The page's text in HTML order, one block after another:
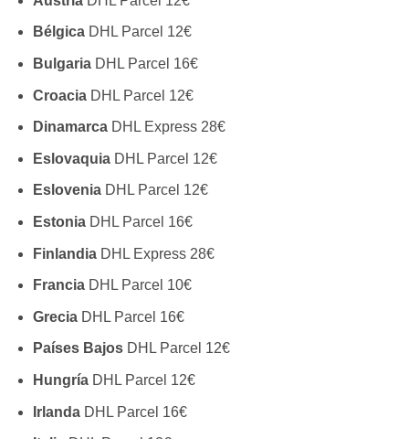
BélgicaDHL Parcel 12€
BulgariaDHL Parcel 16€
CroaciaDHL Parcel 12€
DinamarcaDHL Express 28€
EslovaquiaDHL Parcel 12€
EsloveniaDHL Parcel 12€
EstoniaDHL Parcel 16€
FinlandiaDHL Express 28€
FranciaDHL Parcel 10€
GreciaDHL Parcel 16€
Países BajosDHL Parcel 12€
HungríaDHL Parcel 12€
IrlandaDHL Parcel 16€